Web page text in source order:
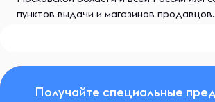
пунктов выдачи и магазинов продавцов.
Получайте специальные